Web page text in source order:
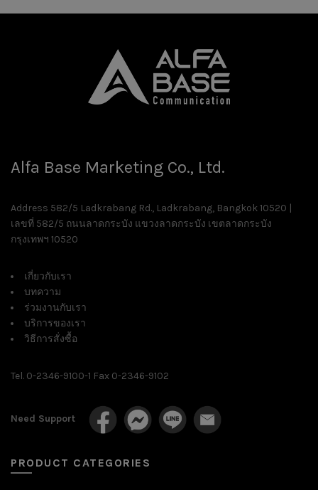
Alfa Base Marketing Co., Ltd.
Address 582/5 Ladkrabang Rd., Ladkrabang, Bangkok 10520 |
เลขที่ 582/5 ถนนลาดกระบัง แขวงลาดกระบัง เขตลาดกระบัง
กรุงเทพฯ 10520
เกี่ยวกับเรา
บทความ
ร่วมงานกับเรา
บริการของเรา
วิธีการสั่งซื้อ
Tel. 0-2346-9100-1 Fax 0-2346-9102
Need Support
PRODUCT CATEGORIES